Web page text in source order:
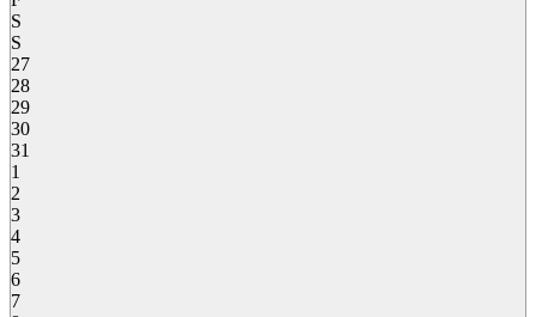
S
S
27
28
29
30
31
1
2
3
4
5
6
7